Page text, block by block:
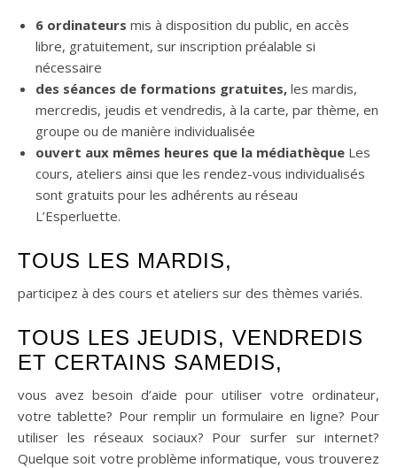
6 ordinateurs mis à disposition du public, en accès
libre, gratuitement, sur inscription préalable si
nécessaire
des séances de formations gratuites, les mardis,
mercredis, jeudis et vendredis, à la carte, par thème, en
groupe ou de manière individualisée
ouvert aux mêmes heures que la médiathèque Les
cours, ateliers ainsi que les rendez-vous individualisés
sont gratuits pour les adhérents au réseau
L’Esperluette.
TOUS LES MARDIS,
participez à des cours et ateliers sur des thèmes variés.
TOUS LES JEUDIS, VENDREDIS
ET CERTAINS SAMEDIS,
vous avez besoin d’aide pour utiliser votre ordinateur,
votre tablette? Pour remplir un formulaire en ligne? Pour
utiliser les réseaux sociaux? Pour surfer sur internet?
Quelque soit votre problème informatique, vous trouverez